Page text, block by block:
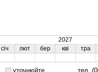
2027
січ лют бер кві тра
уточнюйте
тел.